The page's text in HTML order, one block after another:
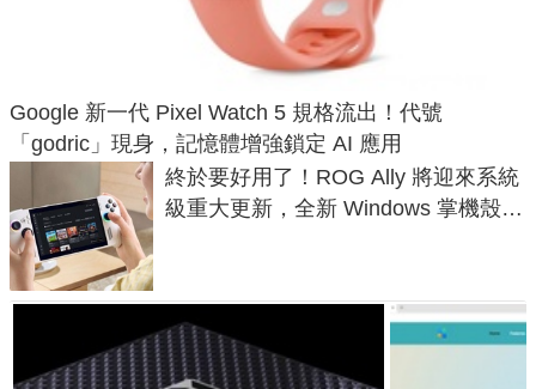
Google 新一代 Pixel Watch 5 規格流出！代號
「godric」現身，記憶體增強鎖定 AI 應用
終於要好用了！ROG Ally 將迎來系統
級重大更新，全新 Windows 掌機殼模